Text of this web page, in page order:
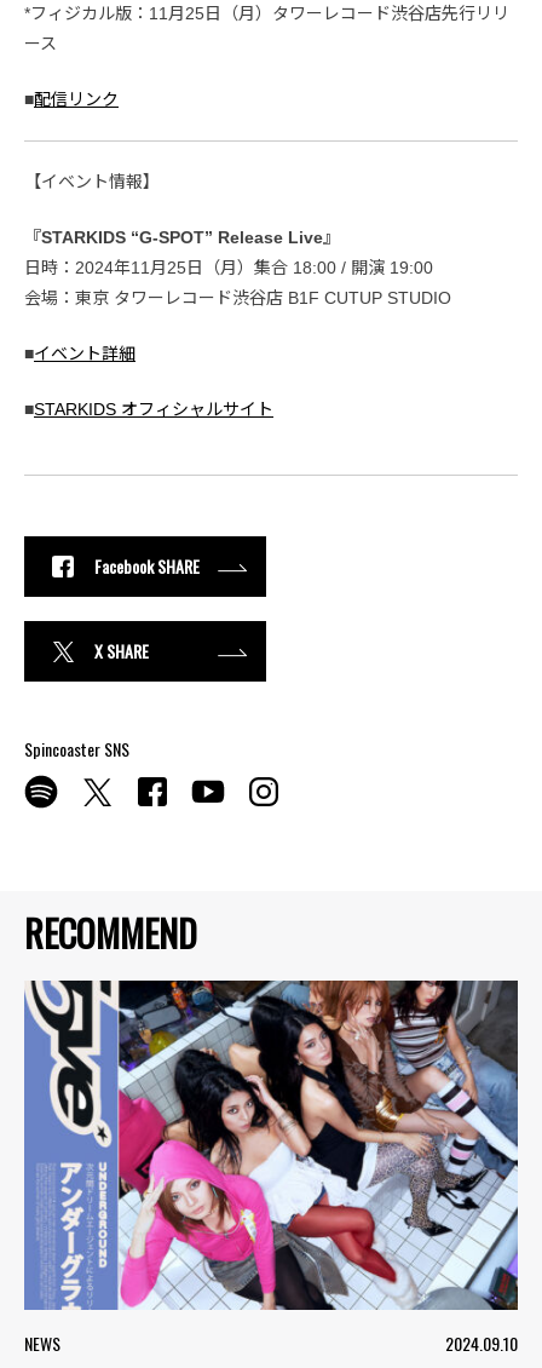
RECOMMEND
NEWS 2024.09.10
*フィジカル版：11月25日（月）タワーレコード渋谷店先行リリ
ース
■配信リンク
【イベント情報】
『STARKIDS “G-SPOT” Release Live』
日時：2024年11月25日（月）集合 18:00 / 開演 19:00
会場：東京 タワーレコード渋谷店 B1F CUTUP STUDIO
■イベント詳細
■STARKIDS オフィシャルサイト
Facebook SHARE
X SHARE
Spincoaster SNS